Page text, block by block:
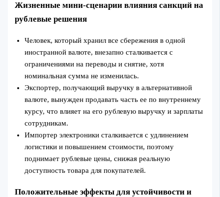
Жизненные мини‑сценарии влияния санкций на
рублевые решения
Человек, который хранил все сбережения в одной
иностранной валюте, внезапно сталкивается с
ограничениями на переводы и снятие, хотя
номинальная сумма не изменилась.
Экспортер, получающий выручку в альтернативной
валюте, вынужден продавать часть ее по внутреннему
курсу, что влияет на его рублевую выручку и зарплаты
сотрудникам.
Импортер электроники сталкивается с удлинением
логистики и повышением стоимости, поэтому
поднимает рублевые цены, снижая реальную
доступность товара для покупателей.
Положительные эффекты для устойчивости и